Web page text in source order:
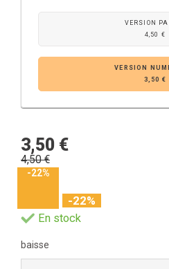
VERSION
4,50 €
VERSION
3,50 €
3,50 €
4,50 €
-22%
-22%
En stock
baisse